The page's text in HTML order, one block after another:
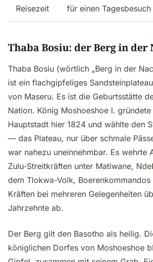
Reisezeit
für einen
Thaba Bosiu: der Berg in der
Thaba Bosiu (wörtlich „Berg in der
ist ein flachgipfeliges
von Maseru. Es ist die Geburtsstätte
Nation. König Moshoeshoe I. gründete
Hauptstadt hier 1824 und wählte den
— das Plateau, nur über schmale
war nahezu uneinnehmbar. Es wehrte
Zulu-Streitkräften unter Matiwane,
dem Tlokwa-Volk,
Kräften bei mehreren Gelegenheiten
Jahrzehnte ab.
Der Berg gilt den Basotho als heilig.
königlichen Dorfes von Moshoeshoe